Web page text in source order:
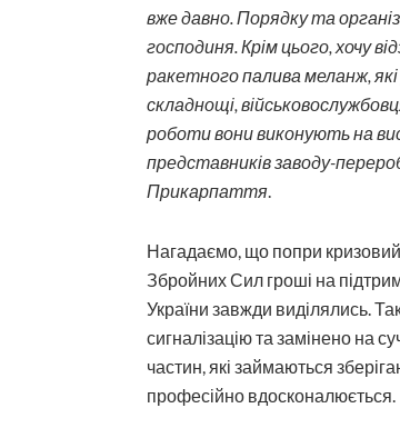
вже давно. Порядку та
господиня. Крім цього, хочу
ракетного палива меланж,
складнощі,
роботи вони виконують на
представників заводу-
Прикарпаття
Нагадаємо, що попри кризовий
Збройних Сил гроші на
України завжди виділялись.
сигналізацію та замінено на
частин, які займаються
професійно вдосконалюється.